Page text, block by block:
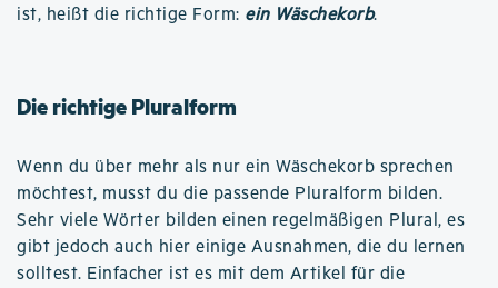
ist, heißt die richtige Form: ein Wäschekorb.
Die richtige Pluralform
Wenn du über mehr als nur ein Wäschekorb sprechen
möchtest, musst du die passende Pluralform bilden.
Sehr viele Wörter bilden einen regelmäßigen Plural, es
gibt jedoch auch hier einige Ausnahmen, die du lernen
solltest. Einfacher ist es mit dem Artikel für die